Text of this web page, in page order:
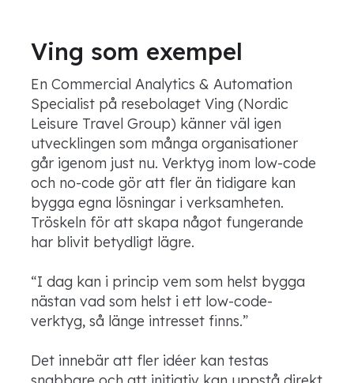
Ving som exempel
En Commercial Analytics & Automation
Specialist på resebolaget Ving (Nordic
Leisure Travel Group) känner väl igen
utvecklingen som många organisationer
går igenom just nu. Verktyg inom low-code
och no-code gör att fler än tidigare kan
bygga egna lösningar i verksamheten.
Tröskeln för att skapa något fungerande
har blivit betydligt lägre.
“I dag kan i princip vem som helst bygga
nästan vad som helst i ett low-code-
verktyg, så länge intresset finns.”
Det innebär att fler idéer kan testas